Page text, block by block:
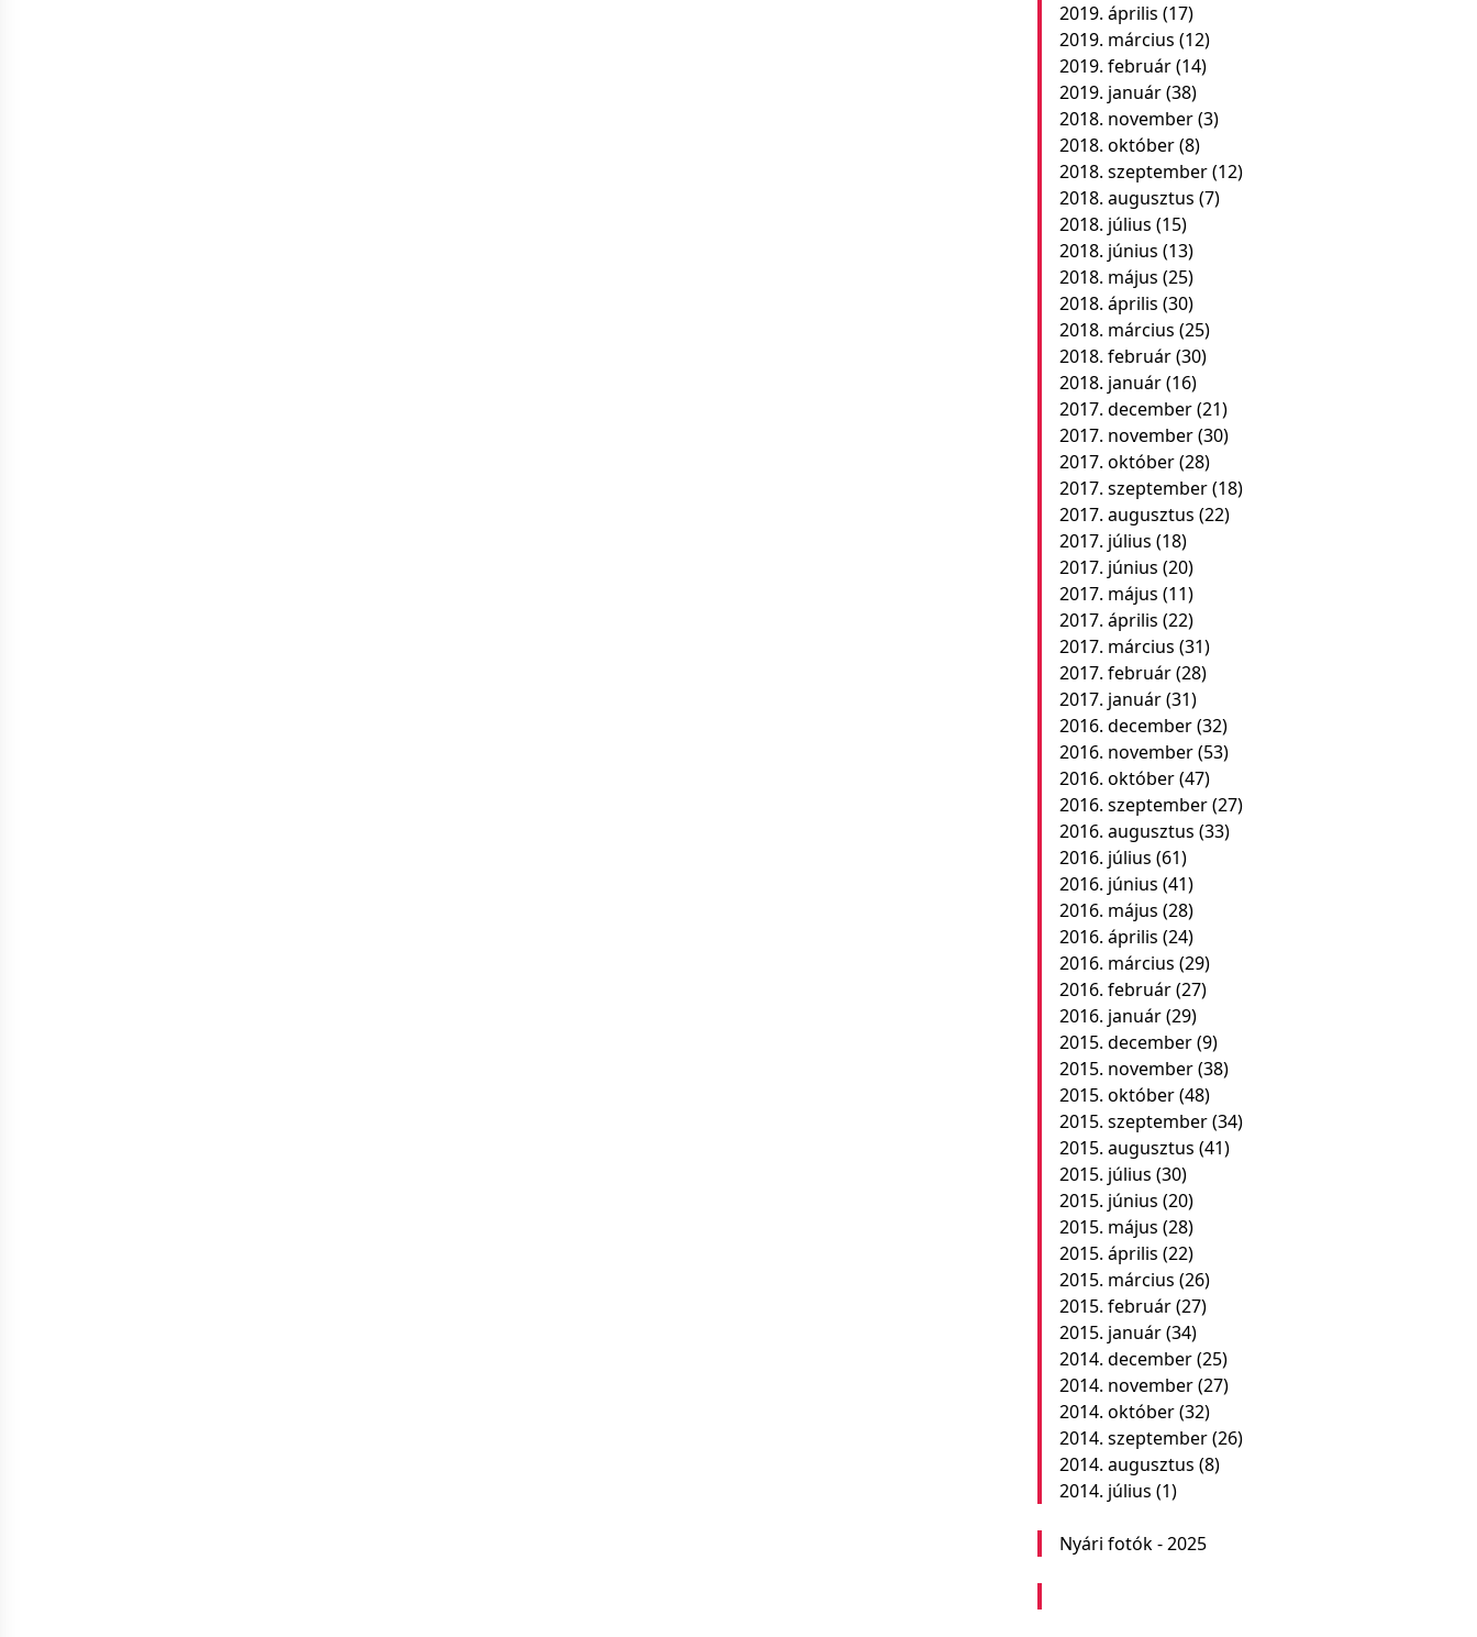
2019. április (17)
2019. március (12)
2019. február(14)
2019. január(38)
2018. november(3)
2018. október(8)
2018. szeptember(12)
2018. augusztus (7)
2018. július (15)
2018. június (13)
2018. május (25)
2018. április (30)
2018. március (25)
2018. február(30)
2018. január(16)
2017. december(21)
2017. november(30)
2017. október(28)
2017. szeptember(18)
2017. augusztus (22)
2017. július (18)
2017. június (20)
2017. május (11)
2017. április (22)
2017. március (31)
2017. február(28)
2017. január(31)
2016. december(32)
2016. november(53)
2016. október(47)
2016. szeptember(27)
2016. augusztus (33)
2016. július (61)
2016. június (41)
2016. május (28)
2016. április (24)
2016. március (29)
2016. február(27)
2016. január(29)
2015. december(9)
2015. november(38)
2015. október(48)
2015. szeptember(34)
2015. augusztus (41)
2015. július (30)
2015. június (20)
2015. május (28)
2015. április (22)
2015. március (26)
2015. február(27)
2015. január(34)
2014. december(25)
2014. november(27)
2014. október(32)
2014. szeptember(26)
2014. augusztus (8)
2014. július (1)
Nyári fotók - 2025